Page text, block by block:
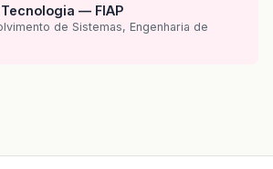
— FIAP
de Sistemas, Engenharia de